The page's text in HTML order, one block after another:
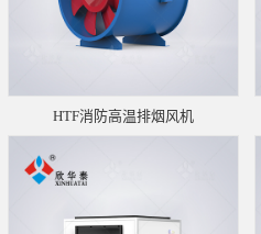
HTF消防高温排烟风机